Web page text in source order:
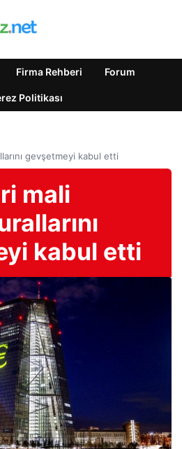
Firma Rehberi Forum
Politikası
gevşetmeyi kabul etti
mali
kabul etti